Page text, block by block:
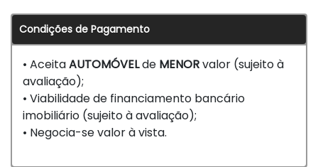
Condições de Pagamento
• AceitaAUTOMÓVELde MENORvalor (sujeito à
avaliação);
• Viabilidade de financiamento bancário
imobiliário (sujeito à avaliação);
• Negocia-se valor à vista.